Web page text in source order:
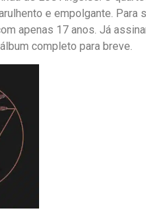
e empolgante. Para
apenas 17 anos. Já
completo para breve.